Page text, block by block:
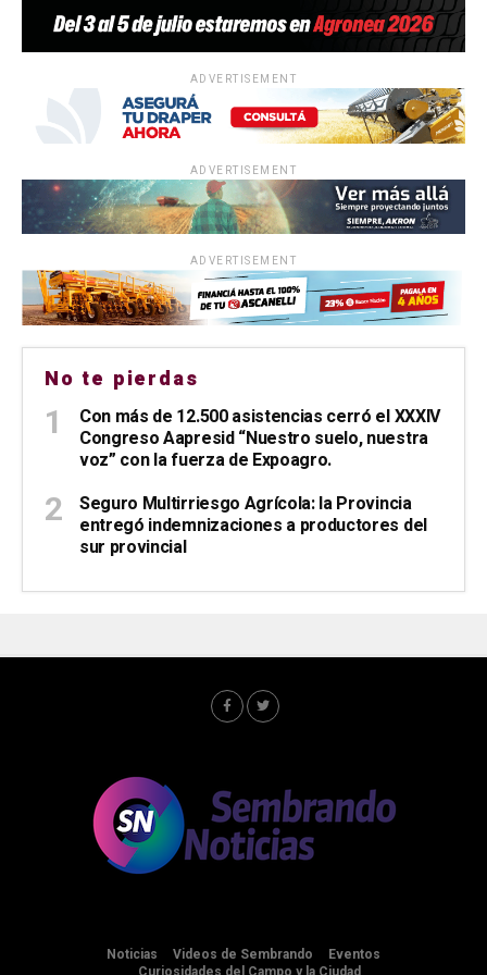
ADVERTISEMENT
ADVERTISEMENT
ADVERTISEMENT
No te pierdas
Con más de 12.500 asistencias cerró el XXXIV
Congreso Aapresid “Nuestro suelo, nuestra
voz” con la fuerza de Expoagro.
Seguro Multirriesgo Agrícola: la Provincia
entregó indemnizaciones a productores del
sur provincial
Noticias Videos de Sembrando
Eventos